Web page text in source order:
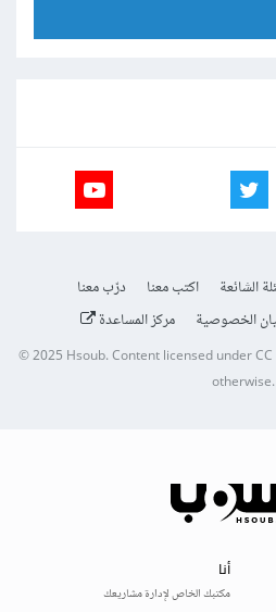
الشائعة اكتب معنا
درّب معنا
الخصوصية مركز المساعدة
© 2025Hsoub.Content licensed under
otherwise.